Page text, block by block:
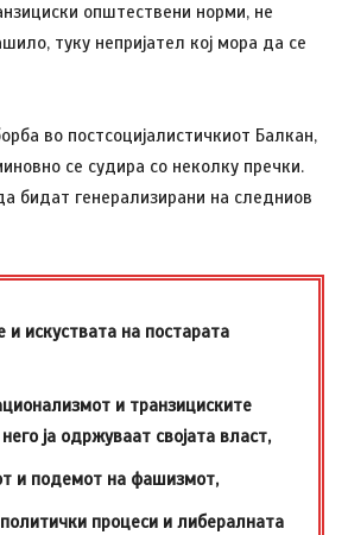
општествени норми, не
туку непријател кој мора да се
во постсоцијалистичкиот Балкан,
се судира со неколку пречки.
бидат генерализирани на следниов
и искуствата на постарата
и транзициските
ја одржуваат својата власт,
и подемот на фашизмот,
процеси и либералната